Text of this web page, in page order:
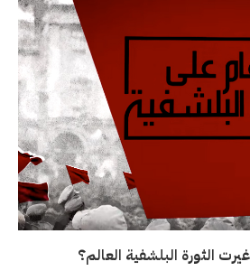
الثورة البلشفية العالم؟